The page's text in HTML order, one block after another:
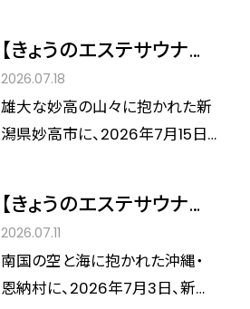
ランド 沖縄」。 沖縄県恩納村の海
に浮かぶ「瀬良垣島」という島ま
るごとのロケーションを活かし、
訪れる人に“心和む満ち足りた時
や、スタッフの皆様が育む極上の
ホスピタリティー、そして間もなく
迎える10周年に向けた未来のビ
ジョンについて、副総支配人
滞在体験
プンしました。 周防灘を180度見
渡す絶景の丘の上。ここにあるの
は、潮騒の音と、水平線に沈む夕
陽、そして夜を彩る満天の星空で
の前の自然と溶け合う。そんな
「暮らすように過ごす」贅沢なひと
ときが、ここにあります。
【きょうのエステサウナ旅
VOL.16】四季と温泉が溶
け合う、高原の隠れ家。新
潟・妙高『Villa El Cielo
るリトリート体験
2026.07.18
雄大な妙高の山々に抱かれた新
潟県妙高市に、2026年7月15日、
パウダースノーで名高いこの地
で、今、真に求められているのは、
季節の移ろいを感じ、静かに自分
を癒やす「静寂の旅」です。四季
【きょうのエステサウナ旅
VOL.15】サウナの聖地『し
きじ』の娘・笹野美紀恵氏
プロデュース。沖縄にハ
2026.07.11
南国の空と海に抱かれた沖縄・
恩納村に、2026年7月3日、新た